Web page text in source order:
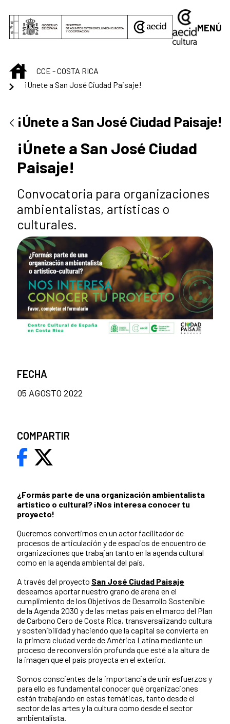
MENÚ
INICIO
CCE - COSTA RICA
¡Únete a San José Ciudad Paisaje!
¡Únete a San José Ciudad Paisaje!
¡Únete a San José Ciudad
Paisaje!
Convocatoria para organizaciones
ambientalistas, artísticas o
culturales.
¿Formás parte de una organización ambientalista
artístico o cultural? ¡Nos interesa conocer tu
proyecto!
Queremos convertirnos en un actor facilitador de
procesos de articulación y de espacios de encuentro de
organizaciones que trabajan tanto en la agenda cultural
como en la agenda ambiental del país.
A través del proyecto San José Ciudad Paisaje
deseamos aportar nuestro grano de arena en el
cumplimiento de los Objetivos de Desarrollo Sostenible
de la Agenda 2030 y de las metas país en el marco del Plan
de Carbono Cero de Costa Rica, transversalizando cultura
y sostenibilidad y haciendo que la capital se convierta en
la primera ciudad verde de América Latina mediante un
proceso de reconversión profunda que esté a la altura de
la imagen que el país proyecta en el exterior.
Somos conscientes de la importancia de unir esfuerzos y
para ello es fundamental conocer qué organizaciones
están trabajando en estas temáticas, tanto desde el
sector de las artes y la cultura como desde el sector
ambientalista.
FECHA
05 AGOSTO 2022
COMPARTIR